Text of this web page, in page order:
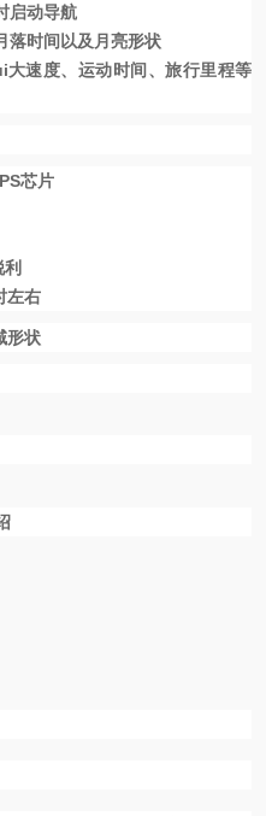
启动导航
落时间以及月亮形状
大速度、运动时间、旅行里程等
芯片
左右
形状